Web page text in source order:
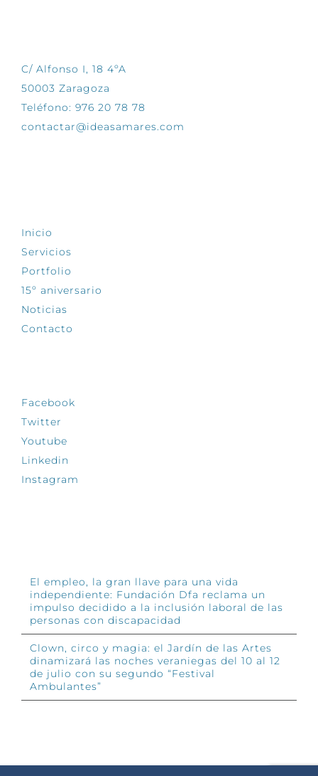
C/ Alfonso I, 18 4ºA
50003 Zaragoza
Teléfono: 976 20 78 78
contactar@ideasamares.com
Inicio
Servicios
Portfolio
15º aniversario
Noticias
Contacto
Facebook
Twitter
Youtube
Linkedin
Instagram
El empleo, la gran llave para una vida
independiente: Fundación Dfa reclama un
impulso decidido a la inclusión laboral de las
personas con discapacidad
Clown, circo y magia: el Jardín de las Artes
dinamizará las noches veraniegas del 10 al 12
de julio con su segundo “Festival
Ambulantes”